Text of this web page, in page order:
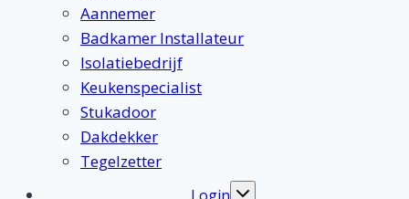
Aannemer
Badkamer Installateur
Isolatiebedrijf
Keukenspecialist
Stukadoor
Dakdekker
Tegelzetter